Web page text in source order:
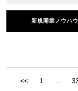
新規開業ノウハウ
<< 1